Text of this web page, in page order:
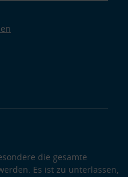
die gesamte
Es ist zu unterlassen,